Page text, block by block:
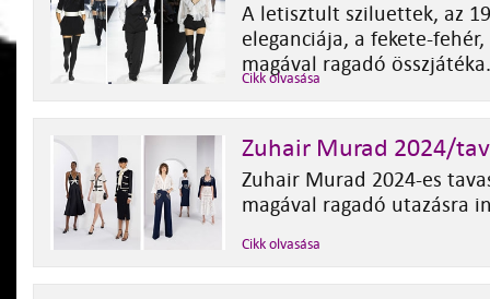
A letisztult sziluettek, az
eleganciája, a fekete-
magával ragadó összjátéka.
Cikk olvasása
Zuhair Murad 2024/
Zuhair Murad 2024-es
magával ragadó utazásra
Cikk olvasása